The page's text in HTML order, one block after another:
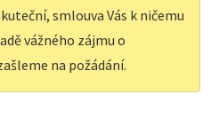
smlouva Vás k ničemu
vážného zájmu o
na požádání.